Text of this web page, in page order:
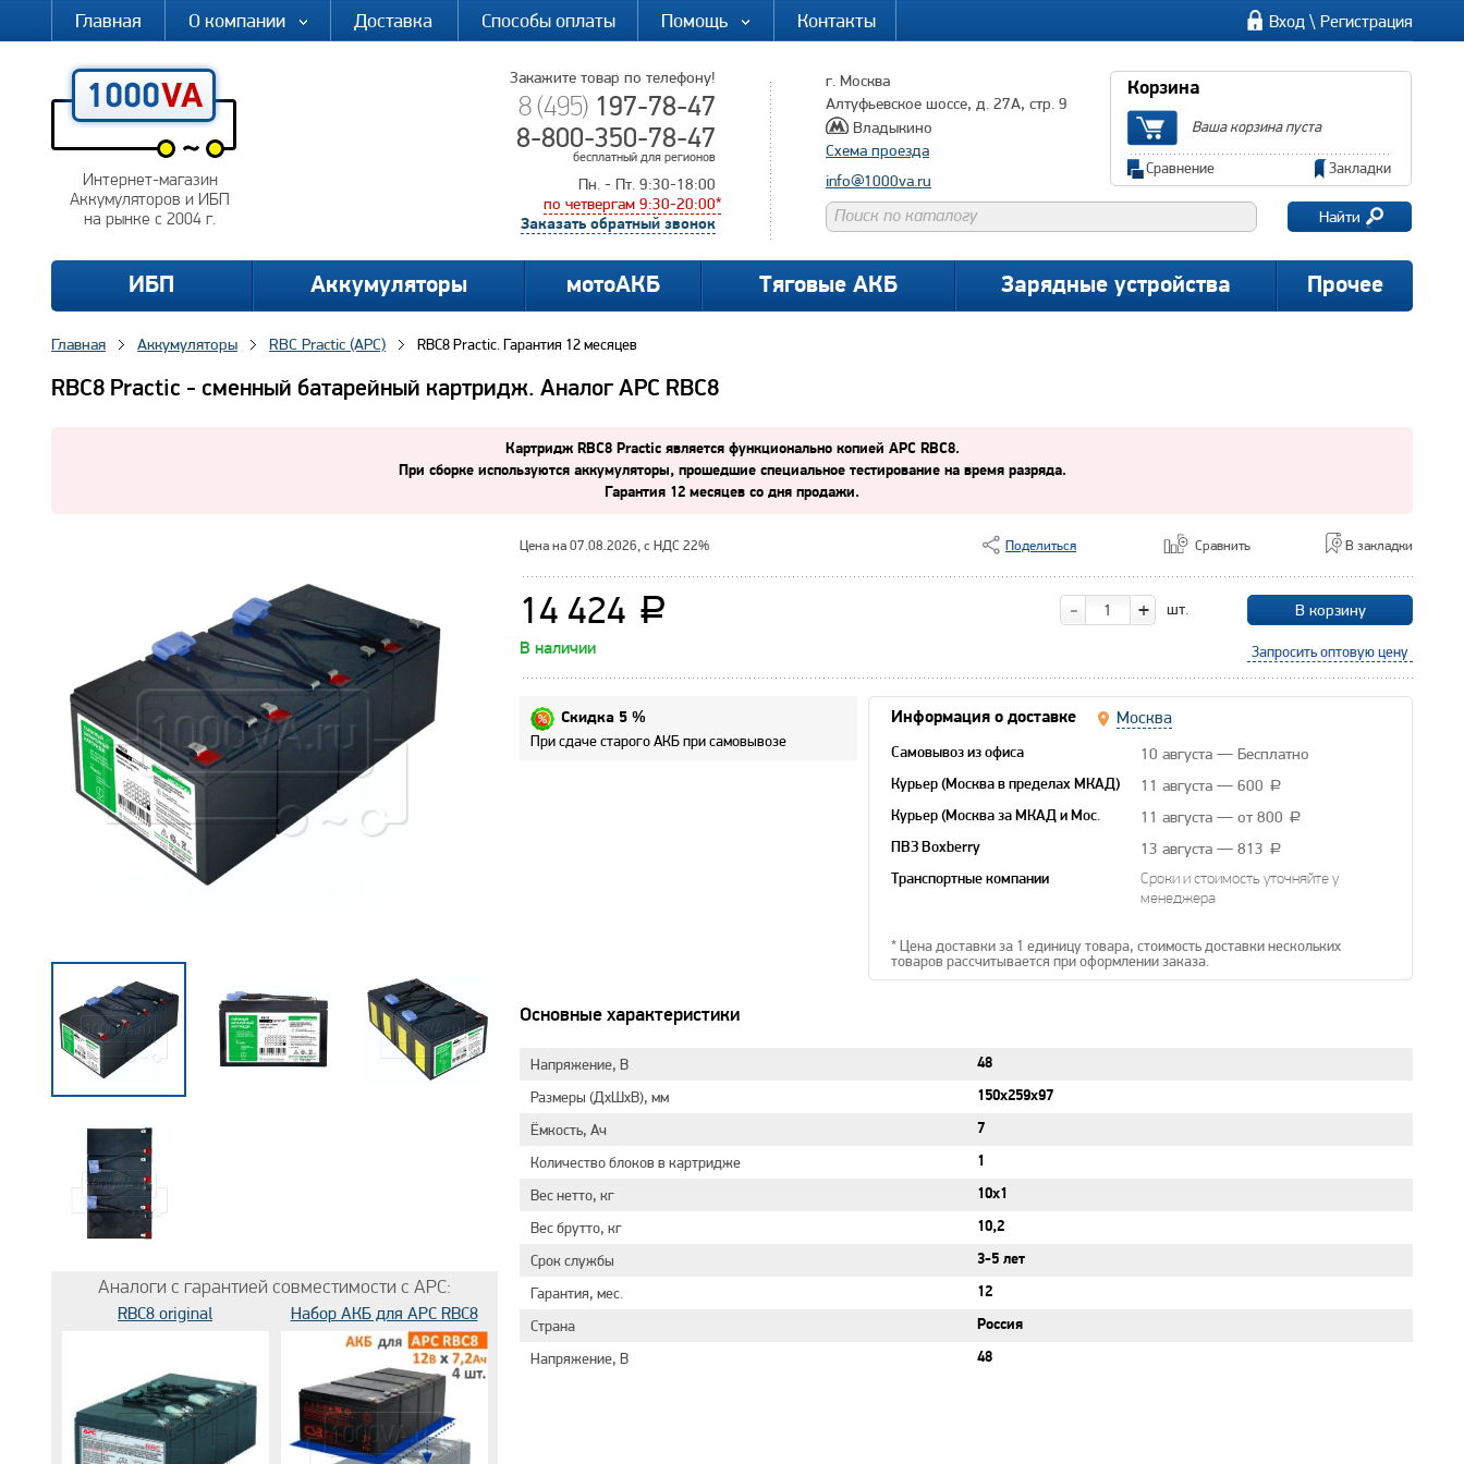
Главная О компании Доставка Способы оплаты Помощь Контакты Вход \ Регистрация
Интернет-магазин
Аккумуляторов и ИБП
на рынке с 2004 г.
Закажите товар по телефону!
8 (495) 197-78-47
8-800-350-78-47
бесплатный для регионов
Пн. - Пт. 9:30-18:00
по четвергам 9:30-20:00*
Заказать обратный звонок
г. Москва
Алтуфьевское шоссе, д. 27А, стр. 9
Владыкино
Схема проезда
info@1000va.ru
Корзина
Ваша корзина пуста
Сравнение Закладки
Найти
ИБП Аккумуляторы мотоАКБ Тяговые АКБ Зарядные устройства Прочее
Главная Аккумуляторы RBC Practic (APC) RBC8 Practic. Гарантия 12 месяцев
RBC8 Practic - сменный батарейный картридж. Аналог APC RBC8
Картридж RBC8 Practic является функционально копией APC RBC8.
При сборке используютсяаккумуляторы, прошедшие специальное тестирование на время разряда.
Гарантия 12 месяцев со дня продажи.
Аналоги с гарантией совместимости с APC:
RBC8 original
Набор АКБ для APC RBC8
Цена на 07.08.2026, с НДС 22% Поделиться Сравнить В закладки
14 424 a - + шт.
В наличии
В корзину
Запросить оптовую цену
Скидка 5 %
При сдаче старого АКБ при самовывозе
Информация о доставке Москва
Самовывоз из офиса 10 августа — Бесплатно
Курьер (Москва в пределах МКАД) 11 августа — 600 a
Курьер (Москва за МКАД и Мос.
11 августа — от 800 a
ПВЗ Boxberry 13 августа — 813 a
Транспортные компании
Сроки и стоимость уточняйте у
менеджера
* Цена доставки за 1 единицу товара, стоимость доставки нескольких
товаров рассчитывается при оформлении заказа.
Основные характеристики
Напряжение, В 48
Размеры (ДхШхВ), мм 150x259x97
Ёмкость, Ач 7
Количество блоков в картридже 1
Вес нетто, кг 10x1
Вес брутто, кг 10,2
Срок службы 3-5 лет
Гарантия, мес. 12
Страна Россия
Напряжение, В 48